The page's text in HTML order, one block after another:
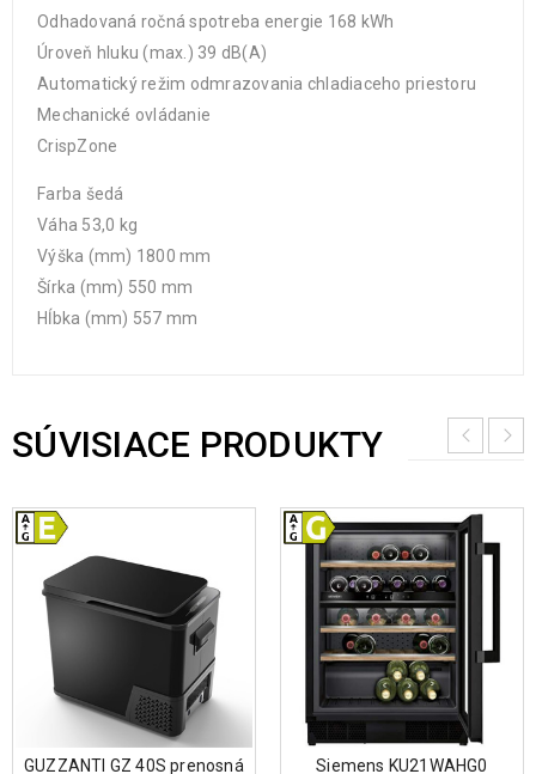
Odhadovaná ročná spotreba energie 168 kWh
Úroveň hluku (max.) 39 dB(A)
Automatický režim odmrazovania chladiaceho priestoru
Mechanické ovládanie
CrispZone
Farba šedá
Váha 53,0 kg
Výška (mm) 1800 mm
Šírka (mm) 550 mm
Hĺbka (mm) 557 mm
SÚVISIACE PRODUKTY
GUZZANTI GZ 40S prenosná
Siemens KU21WAHG0